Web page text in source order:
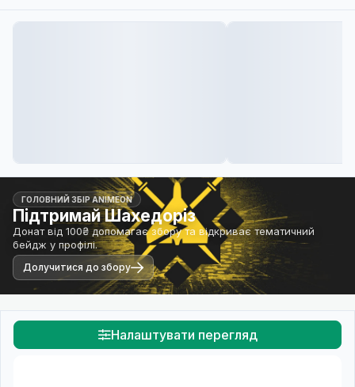
ГОЛОВНИЙ ЗБІР ANIMEON
Підтримай Шахедоріз
Донат від 100₴ допомагає збору та відкриває тематичний
бейдж у профілі.
Долучитися до збору
Налаштувати перегляд